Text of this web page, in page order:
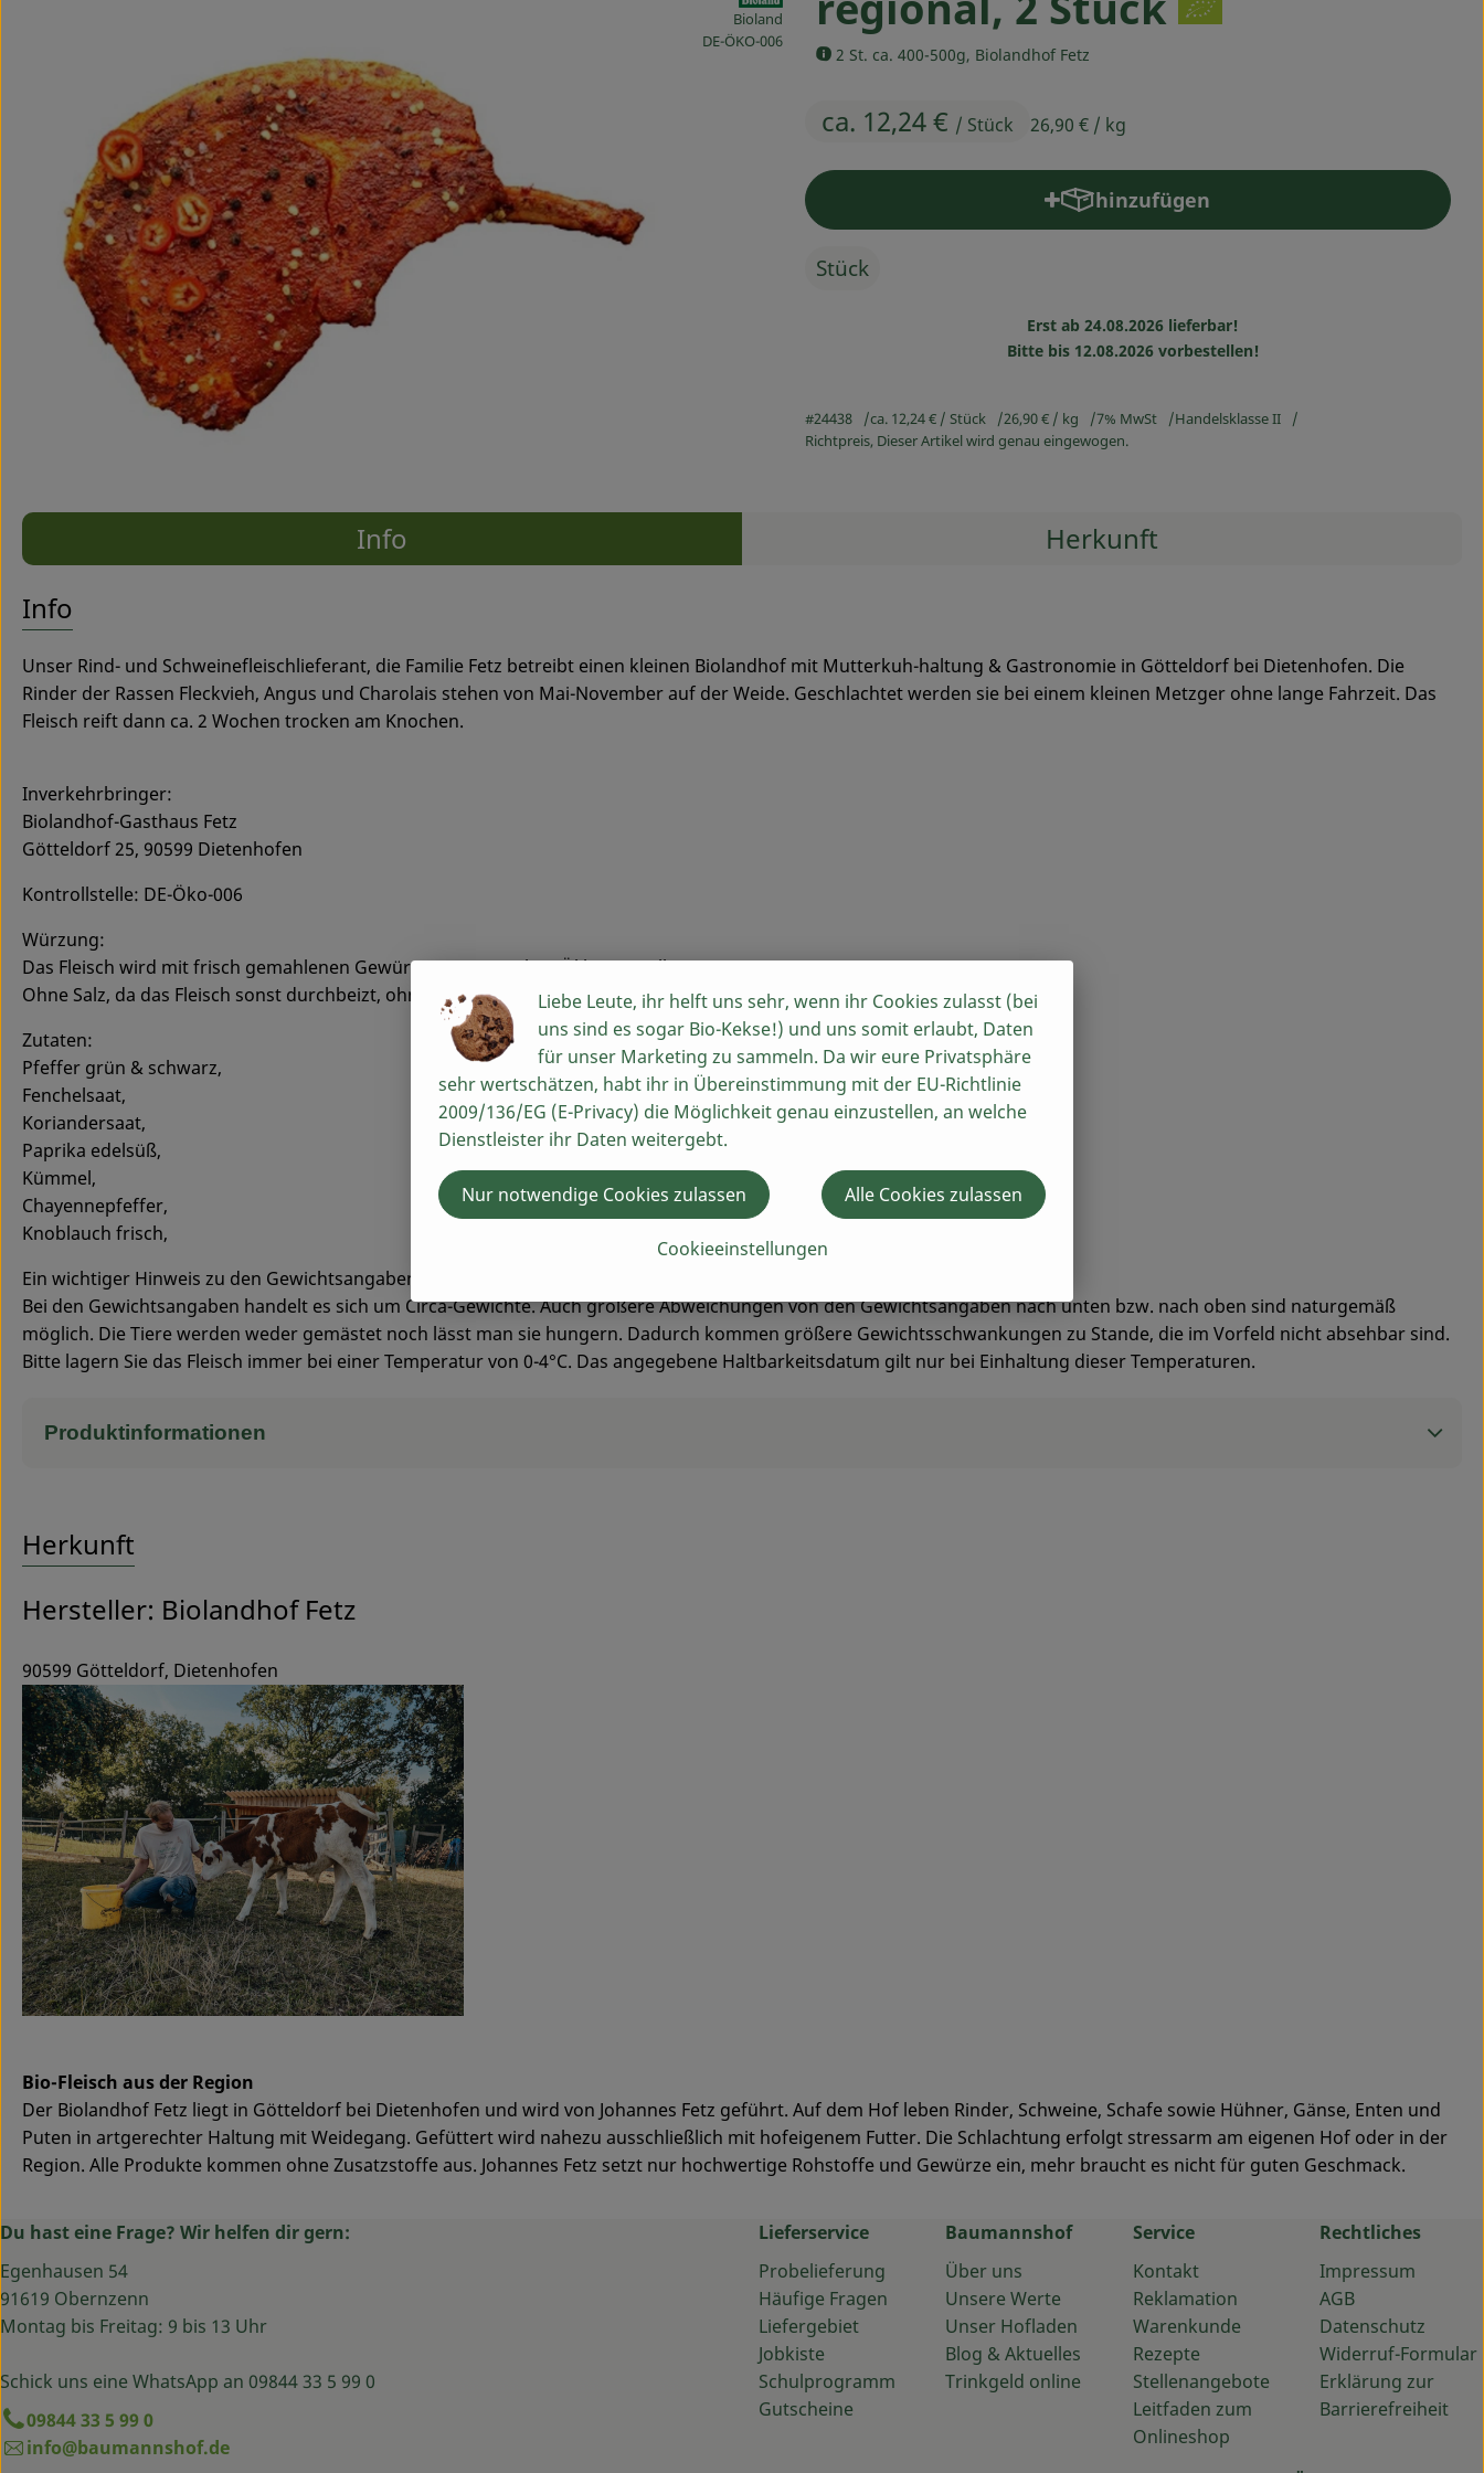
2 St. ca. 400-500g, Biolandhof Fetz
ca. 12,24 € / Stück 26,90 € / kg
Bioland
, Kontrollstelle:
DE-ÖKO-006
hinzufügen
Produkt zum Warenkorb hinzufügen
Stück
Erst ab 24.08.2026 lieferbar!
Bitte bis 12.08.2026 vorbestellen!
#24438 ca. 12,24 € / Stück 26,90 € / kg 7% MwSt
Handelsklasse II
Richtpreis, Dieser Artikel wird genau eingewogen.
Rezepte
Info
Herkunft
Info
Unser Rind- und Schweinefleischlieferant, die Familie Fetz betreibt einen kleinen Biolandhof mit Mutterkuh-haltung & Gastronomie in Götteldorf bei Dietenhofen. Die
Rinder der Rassen Fleckvieh, Angus und Charolais stehen von Mai-November auf der Weide. Geschlachtet werden sie bei einem kleinen Metzger ohne lange Fahrzeit. Das
Fleisch reift dann ca. 2 Wochen trocken am Knochen.
Inverkehrbringer:
Biolandhof-Gasthaus Fetz
Götteldorf 25, 90599 Dietenhofen
Kontrollstelle: DE-Öko-006
Würzung:
Das Fleisch wird mit frisch gemahlenen Gewürzen, OHNE Salz & Öl hergestellt.
Ohne Salz, da das Fleisch sonst durchbeizt, ohne Öl weil dieses in die Glut tropft & verbrennt.
Zutaten:
Pfeffer grün & schwarz,
Fenchelsaat,
Koriandersaat,
Paprika edelsüß,
Kümmel,
Chayennepfeffer,
Knoblauch frisch,
Ein wichtiger Hinweis zu den Gewichtsangaben und Temperaturen:
Bei den Gewichtsangaben handelt es sich um Circa-Gewichte. Auch größere Abweichungen von den Gewichtsangaben nach unten bzw. nach oben sind naturgemäß
möglich. Die Tiere werden weder gemästet noch lässt man sie hungern. Dadurch kommen größere Gewichtsschwankungen zu Stande, die im Vorfeld nicht absehbar sind.
Bitte lagern Sie das Fleisch immer bei einer Temperatur von 0-4°C. Das angegebene Haltbarkeitsdatum gilt nur bei Einhaltung dieser Temperaturen.
Produktinformationen
Herkunft
Hersteller: Biolandhof Fetz
90599 Götteldorf, Dietenhofen
Bio-Fleisch aus der Region
Der Biolandhof Fetz liegt in Götteldorf bei Dietenhofen und wird von Johannes Fetz geführt. Auf dem Hof leben Rinder, Schweine, Schafe sowie Hühner, Gänse, Enten und
Puten in artgerechter Haltung mit Weidegang. Gefüttert wird nahezu ausschließlich mit hofeigenem Futter. Die Schlachtung erfolgt stressarm am eigenen Hof oder in der
Region. Alle Produkte kommen ohne Zusatzstoffe aus. Johannes Fetz setzt nur hochwertige Rohstoffe und Gewürze ein, mehr braucht es nicht für guten Geschmack.
Du hast eine Frage? Wir helfen dir gern:
Egenhausen 54
91619 Obernzenn
Montag bis Freitag: 9 bis 13 Uhr
Schick uns eine WhatsApp an 09844 33 5 99 0
09844 33 5 99 0
info@baumannshof.de
Lieferservice
Probelieferung
Häufige Fragen
Liefergebiet
Jobkiste
Schulprogramm
Gutscheine
Baumannshof
Über uns
Unsere Werte
Unser Hofladen
Blog & Aktuelles
Trinkgeld online
Service
Kontakt
Reklamation
Warenkunde
Rezepte
Stellenangebote
Leitfaden zum
Onlineshop
Rechtliches
Impressum
AGB
Datenschutz
Widerruf-Formular
Erklärung zur
Barrierefreiheit
Liebe Leute, ihr helft uns sehr, wenn ihr Cookies zulasst (bei
uns sind es sogar Bio-Kekse!) und uns somit erlaubt, Daten
für unser Marketing zu sammeln. Da wir eure Privatsphäre
sehr wertschätzen, habt ihr in Übereinstimmung mit der EU-Richtlinie
2009/136/EG (E-Privacy) die Möglichkeit genau einzustellen, an welche
Dienstleister ihr Daten weitergebt.
Cookieeinstellungen
Nur notwendige Cookies zulassen Alle Cookies zulassen